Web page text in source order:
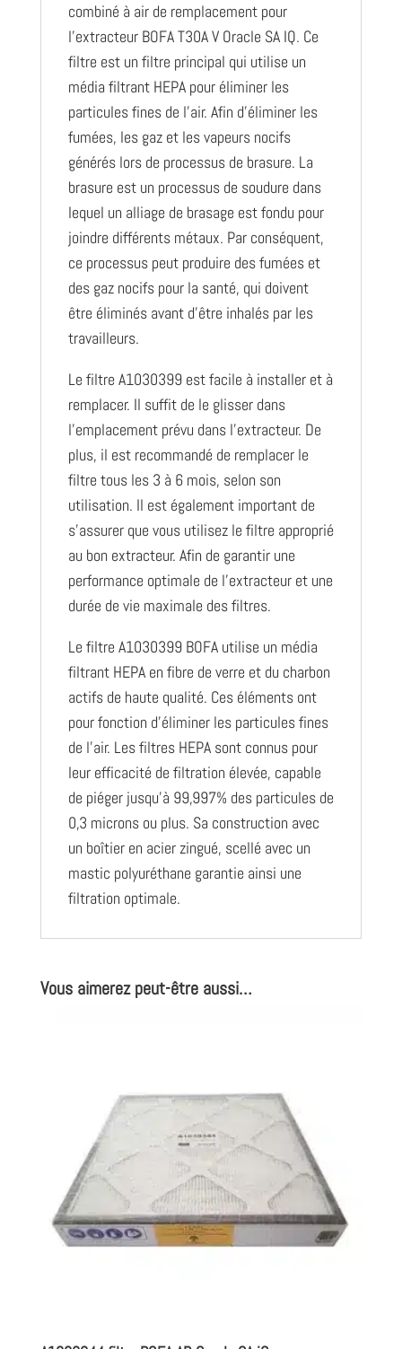
combiné à air de remplacement pour
l’extracteur BOFA T30A V Oracle SA IQ. Ce
filtre est un filtre principal qui utilise un
média filtrant HEPA pour éliminer les
particules fines de l’air. Afin d’éliminer les
fumées, les gaz et les vapeurs nocifs
générés lors de processus de brasure. La
brasure est un processus de soudure dans
lequel un alliage de brasage est fondu pour
joindre différents métaux. Par conséquent,
ce processus peut produire des fumées et
des gaz nocifs pour la santé, qui doivent
être éliminés avant d’être inhalés par les
travailleurs.
Le filtre A1030399 est facile à installer et à
remplacer. Il suffit de le glisser dans
l’emplacement prévu dans l’extracteur. De
plus, il est recommandé de remplacer le
filtre tous les 3 à 6 mois, selon son
utilisation. Il est également important de
s’assurer que vous utilisez le filtre approprié
au bon extracteur. Afin de garantir une
performance optimale de l’extracteur et une
durée de vie maximale des filtres.
Le filtre A1030399 BOFA utilise un média
filtrant HEPA en fibre de verre et du charbon
actifs de haute qualité. Ces éléments ont
pour fonction d’éliminer les particules fines
de l’air. Les filtres HEPA sont connus pour
leur efficacité de filtration élevée, capable
de piéger jusqu’à 99,997% des particules de
0,3 microns ou plus. Sa construction avec
un boîtier en acier zingué, scellé avec un
mastic polyuréthane garantie ainsi une
filtration optimale.
Vous aimerez peut-être aussi…